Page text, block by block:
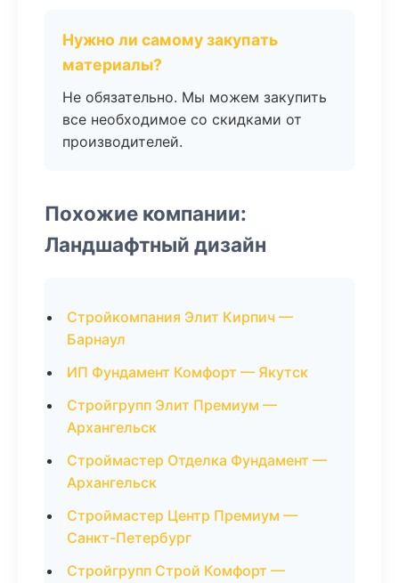
Нужно ли самому закупать
материалы?
Не обязательно. Мы можем закупить
все необходимое со скидками от
производителей.
Похожие компании:
Ландшафтный дизайн
Стройкомпания Элит Кирпич —
Барнаул
ИП Фундамент Комфорт — Якутск
Стройгрупп Элит Премиум —
Архангельск
Строймастер Отделка Фундамент —
Архангельск
Строймастер Центр Премиум —
Санкт-Петербург
Стройгрупп Строй Комфорт —